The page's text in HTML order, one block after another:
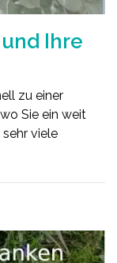
Ihre
zu einer
Sie ein weit
viele